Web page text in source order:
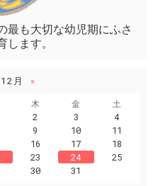
最も大切な幼児期にふさ
します。
月
»
木 金
土
2 3
4
9 10
11
16 17
18
23 24
25
30 31